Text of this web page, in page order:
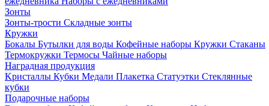
Зонты
Зонты-трости Складные зонты
Кружки
Бокалы Бутылки для воды Кофейные наборы Кружки Стаканы
Термокружки Термосы Чайные наборы
Наградная продукция
Kристаллы Кубки Медали Плакетка Статуэтки Стеклянные
кубки
Подарочные наборы